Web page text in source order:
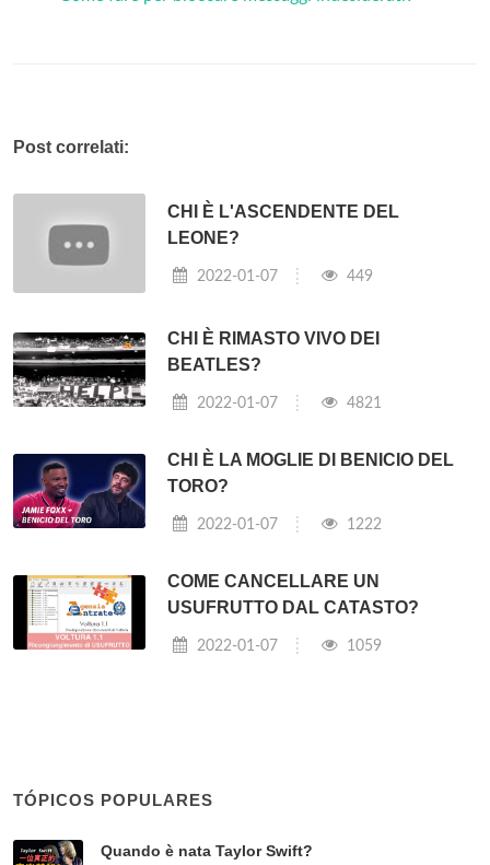
Post correlati:
CHI È L'ASCENDENTE DEL
LEONE?
2022-01-07 449
CHI È RIMASTO VIVO DEI
BEATLES?
2022-01-07 4821
CHI È LA MOGLIE DI BENICIO DEL
TORO?
2022-01-07 1222
COME CANCELLARE UN
USUFRUTTO DAL CATASTO?
2022-01-07 1059
TÓPICOS POPULARES
Quando è nata Taylor Swift?